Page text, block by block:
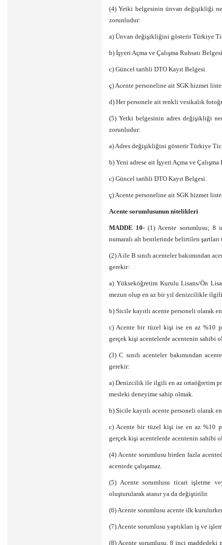
(4) Yetki belgesinin ünvan değişikliği
zorunludur:
a) Ünvan değişikliğini gösterir Türkiye
b) İşyeri Açma ve Çalışma Ruhsatı
c) Güncel tarihli DTO Kayıt Belgesi.
ç) Acente personeline ait SGK hizmet
d) Her personele ait renkli vesikalık
(5) Yetki belgesinin adres değişikliği
zorunludur:
a) Adres değişikliğini gösterir Türkiye
b) Yeni adrese ait İşyeri Açma ve Çalışma
c) Güncel tarihli DTO Kayıt Belgesi.
ç) Acente personeline ait SGK hizmet
Acente sorumlusunun nitelikleri
MADDE 10- (1) Acente sorumlusu; 8
numaralı alt bentlerinde belirtilen şartları
(2) A ile B sınıfı acenteler bakımından
gerekir:
a) Yükseköğretim Kurulu Lisans/Ön
mezun olup en az bir yıl denizcilikle
b) Sicile kayıtlı acente personeli olarak
c) Acente bir tüzel kişi ise en az %10
gerçek kişi acentelerde acentenin sahibi
(3) C sınıfı acenteler bakımından
gerekir:
a) Denizcilik ile ilgili en az ortaöğretim
mesleki deneyime sahip olmak.
b) Sicile kayıtlı acente personeli olarak
c) Acente bir tüzel kişi ise en az %10
gerçek kişi acentelerde acentenin sahibi
(4) Acente sorumlusu birden fazla
acentede çalışamaz.
(5) Acente sorumlusu ticari işletme
oluşturularak atanır ya da değiştirilir.
(6) Acente sorumlusu acente ilk
(7) Acente sorumlusu yaptıkları iş ve
(8) Acente sorumlusu, 8 inci maddedeki